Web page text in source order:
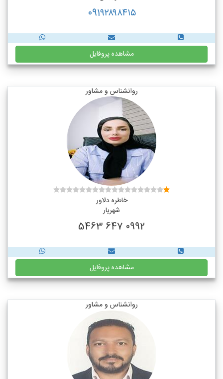
091۹۲۸۹۸۴۱۵
مشاهده پروفایل
روانشناس و مشاور
خاطره دلاور
شهریار
0992 647 5463
مشاهده پروفایل
روانشناس و مشاور